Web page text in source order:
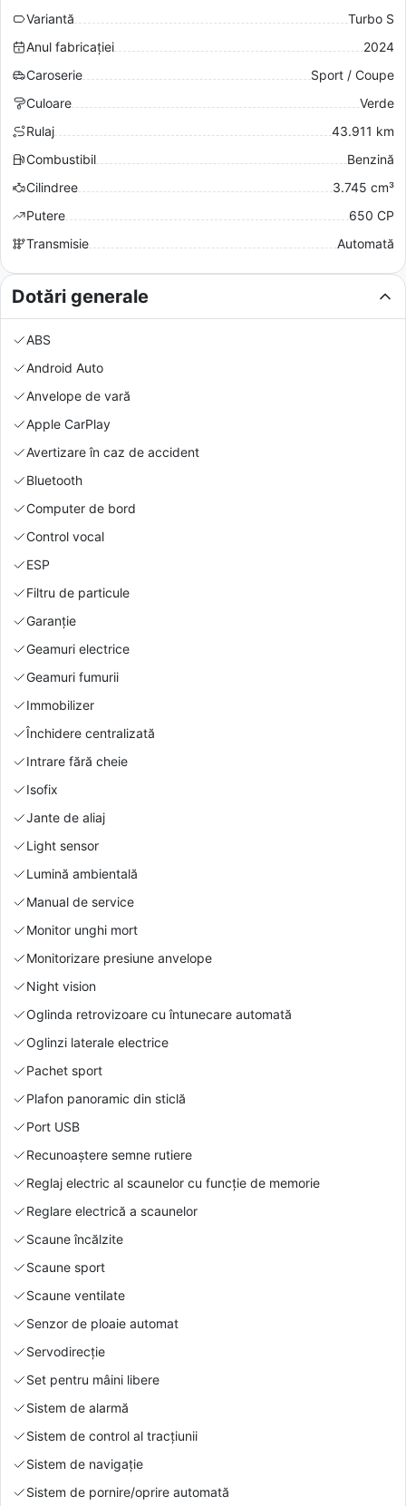
Variantă
Turbo S
Anul fabricației
2024
Caroserie
Sport / Coupe
Culoare
Verde
Rulaj
43.911 km
Combustibil
Benzină
Cilindree
3.745 cm³
Putere
650 CP
Transmisie
Automată
Dotări generale
ABS
Android Auto
Anvelope de vară
Apple CarPlay
Avertizare în caz de accident
Bluetooth
Computer de bord
Control vocal
ESP
Filtru de particule
Garanție
Geamuri electrice
Geamuri fumurii
Immobilizer
Închidere centralizată
Intrare fără cheie
Isofix
Jante de aliaj
Light sensor
Lumină ambientală
Manual de service
Monitor unghi mort
Monitorizare presiune anvelope
Night vision
Oglinda retrovizoare cu întunecare automată
Oglinzi laterale electrice
Pachet sport
Plafon panoramic din sticlă
Port USB
Recunoaștere semne rutiere
Reglaj electric al scaunelor cu funcție de memorie
Reglare electrică a scaunelor
Scaune încălzite
Scaune sport
Scaune ventilate
Senzor de ploaie automat
Servodirecție
Set pentru mâini libere
Sistem de alarmă
Sistem de control al tracțiunii
Sistem de navigație
Sistem de pornire/oprire automată